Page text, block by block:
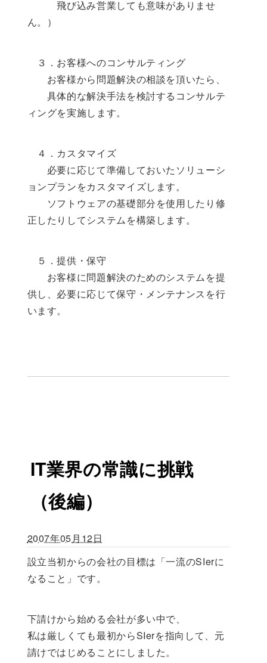
飛び込み営業しても意味がありませ
ん。）
３．お客様へのコンサルティング
お客様から問題解決の相談を頂いたら、
具体的な解決手法を検討するコンサルテ
ィングを実施します。
４．カスタマイズ
必要に応じて準備しておいたソリューシ
ョンプランをカスタマイズします。
ソフトウェアの基礎部分を使用したり修
正したりしてシステムを構築します。
５．提供・保守
お客様に問題解決のためのシステムを提
供し、必要に応じて保守・メンテナンスを行
います。
IT業界の常識に挑戦
（後編）
2007年05月12日
設立当初からの会社の目標は「一流のSIerに
なること」です。
下請けから始める会社が多い中で、
私は厳しくても最初からSIerを指向して、元
請けではじめることにしました。